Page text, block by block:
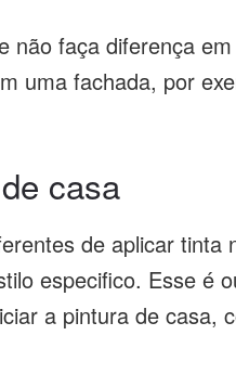
não faça diferença
uma fachada, por
casa
de aplicar tinta
especifico. Esse é
a pintura de casa,